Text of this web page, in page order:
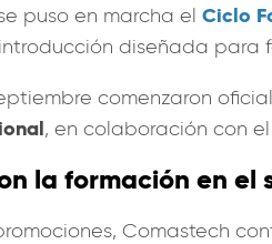
puso en marcha el Ciclo
diseñada
comenzaron
, en colaboración con
la formación en
Comastech